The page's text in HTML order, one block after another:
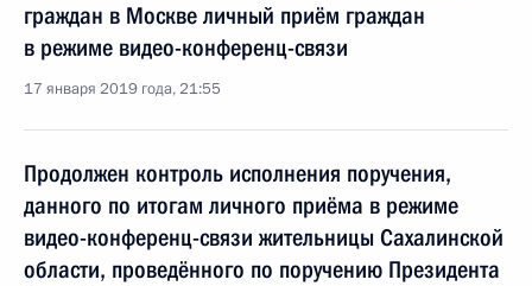
граждан в Москве личный приём граждан
в режиме видео-конференц-связи
17 января 2019 года, 21:55
Продолжен контроль исполнения поручения,
данного по итогам личного приёма в режиме
видео-конференц-связи жительницы Сахалинской
области, проведённого по поручению Президента